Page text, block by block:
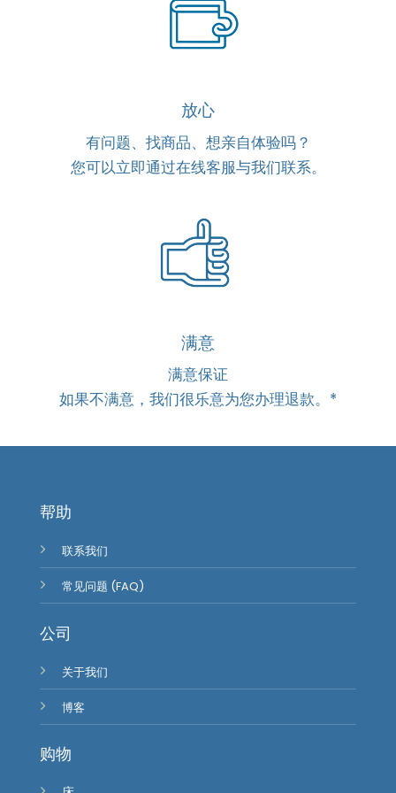
放心
有问题、找商品、想亲自体验吗？
您可以立即通过在线客服与我们联系。
满意
满意保证
如果不满意，我们很乐意为您办理退款。*
帮助
联系我们
常见问题 (FAQ)
公司
关于我们
博客
购物